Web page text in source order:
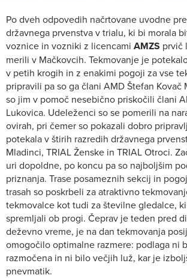
Po dveh odpovedih načrtovane uvodne
državnega prvenstva v trialu, ki bi morala
voznice in vozniki z licencami AMZS prvič
merili v Mačkovcih. Tekmovanje je
v petih krogih in z enakimi pogoji za vse
pripravili pa so ga člani AMD Štefan Kovač
so jim v pomoč nesebično priskočili člani
Lukovica. Udeleženci so se pomerili na
ovirah, pri čemer so pokazali dobro
potekala v štirih razredih državnega
Mladinci, TRIAL Ženske in TRIAL Otroci.
uri dopoldne, po koncu pa so najboljšim
priznanja. Trase posameznih sekcij in
trasah so poskrbeli za atraktivno
tekmovalce kot tudi za številne gledalce,
spremljali ob progi. Čeprav je teden pred
deževno vreme, je na dan tekmovanja
omogočilo optimalne razmere: podlaga ni
razmočena in ni bilo večjih luž, kar je
pnevmatik.